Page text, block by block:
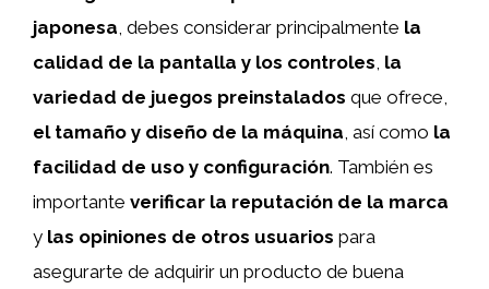
japonesa , debes considerar principalmente la
calidad de la pantalla y los controles la
variedad de juegos preinstalados que ofrece,
el tamaño y diseño de la máquina , así como la
facilidad de uso y configuración. También es
importante verificar la reputación de la marca
y las opiniones de otros usuarios para
asegurarte de adquirir un producto de buena